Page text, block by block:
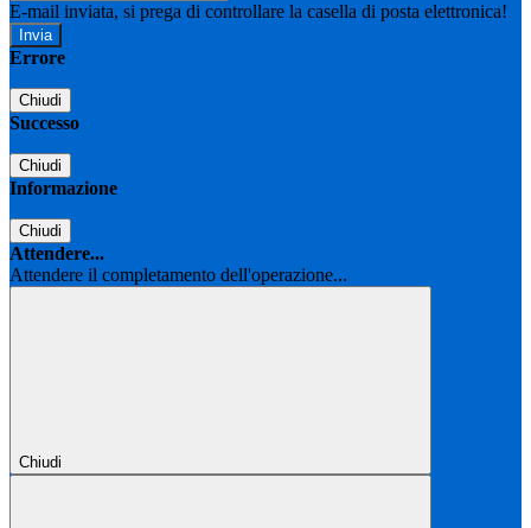
E-mail inviata, si prega di controllare la casella di posta elettronica!
Errore
Chiudi
Successo
Chiudi
Informazione
Chiudi
Attendere...
Attendere il completamento dell'operazione...
Chiudi